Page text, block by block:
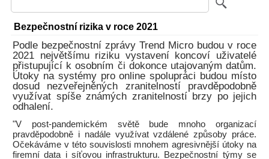
Bezpečnostní rizika v roce 2021
Podle bezpečnostní zprávy Trend Micro budou v roce
2021 největšímu riziku vystavení koncoví uživatelé
přistupující k osobním či dokonce utajovaným datům.
Útoky na systémy pro online spolupráci budou místo
dosud nezveřejněných zranitelností pravděpodobně
využívat spíše známých zranitelností brzy po jejich
odhalení.
"V post-pandemickém světě bude mnoho organizací
pravděpodobně i nadále využívat vzdálené způsoby práce.
Očekáváme v této souvislosti mnohem agresivnější útoky na
firemní data i síťovou infrastrukturu. Bezpečnostní týmy se